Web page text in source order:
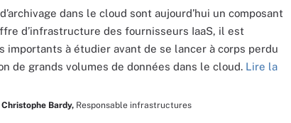
dans le cloud sont aujourd’hui un composant
d’infrastructure des fournisseurs IaaS, il est
importants à étudier avant de se lancer à corps perdu
de grands volumes de données dans le cloud. Lire la
Christophe Bardy, Responsable infrastructures